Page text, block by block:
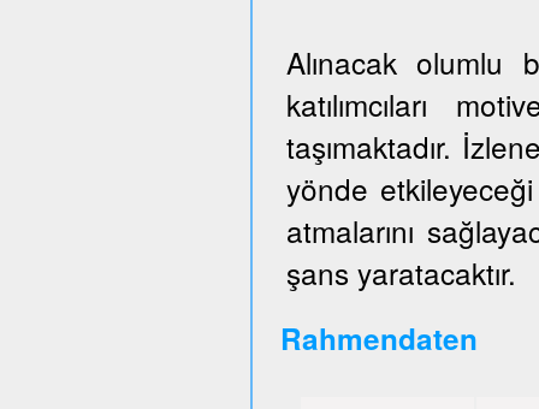
Alınacak olumlu
katılımcıları
taşımaktadır.
yönde
atmalarını
şans yaratacaktır.
Rahmendaten